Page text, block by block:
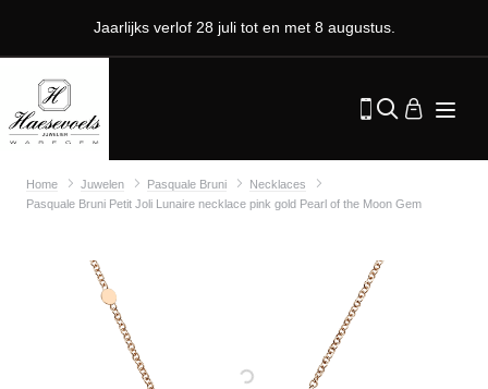
Jaarlijks verlof 28 juli tot en met 8 augustus.
Home Juwelen Pasquale Bruni
Necklaces
Pasquale Bruni Petit Joli Lunaire necklace pink gold Pearl of the Moon Gem